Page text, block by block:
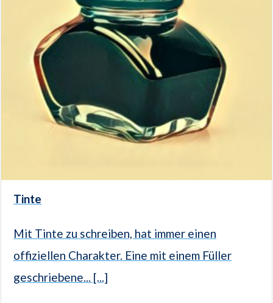
Tinte
Mit Tinte zu schreiben, hat immer einen
offiziellen Charakter. Eine mit einem Füller
geschriebene... [...]